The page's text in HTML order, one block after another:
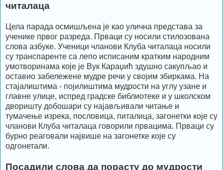
читалаца
Цела парада осмишљена је као улична представа за
ученике првог разреда. Прваци су носили стилозована
слова азбуке. Ученици чланови Клуба читалаца носили
су транспаренте са лепо исписаним кратким народним
умотворинама које је Вук Караџић здушно сакупљао и
оставио забележене мудре речи у својим збиркама. На
стајалиштима - појилиштима мудрости на углу узане и
главне улице, испред градске библиотеке и у школском
дворишту добошари су најављивали читање и
тумачење изрека, пословица, питалица, загонетки које су
чланови Клуба читалаца говорили првацима. Прваци су
бурно реаговали највише на загонетке које су
одгонетали.
Посадили слова да порасту до мудрости